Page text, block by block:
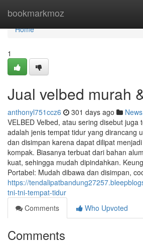
bookmarkmoz
Home
Home
1
Jual velbed murah
anthonyl751ccz6 301 days ago News
VELBED Velbed, atau sering disebut juga
adalah jenis tempat tidur yang dirancang
dan disimpan karena dapat dilipat
kompak. Biasanya terbuat dari bahan
kuat, sehingga mudah dipindahkan.
Portabel: Mudah dibawa dan disimpan,
https://
tni-tni-tempat-tidur
Comments
Who Upvoted
Comments